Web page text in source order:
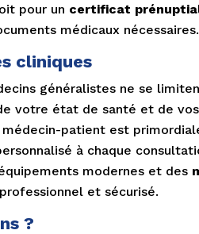
pour un certificat
médicaux nécessaires.
cliniques
généralistes ne se
votre état de santé et de
patient est
à chaque
modernes et des
et sécurisé.
?